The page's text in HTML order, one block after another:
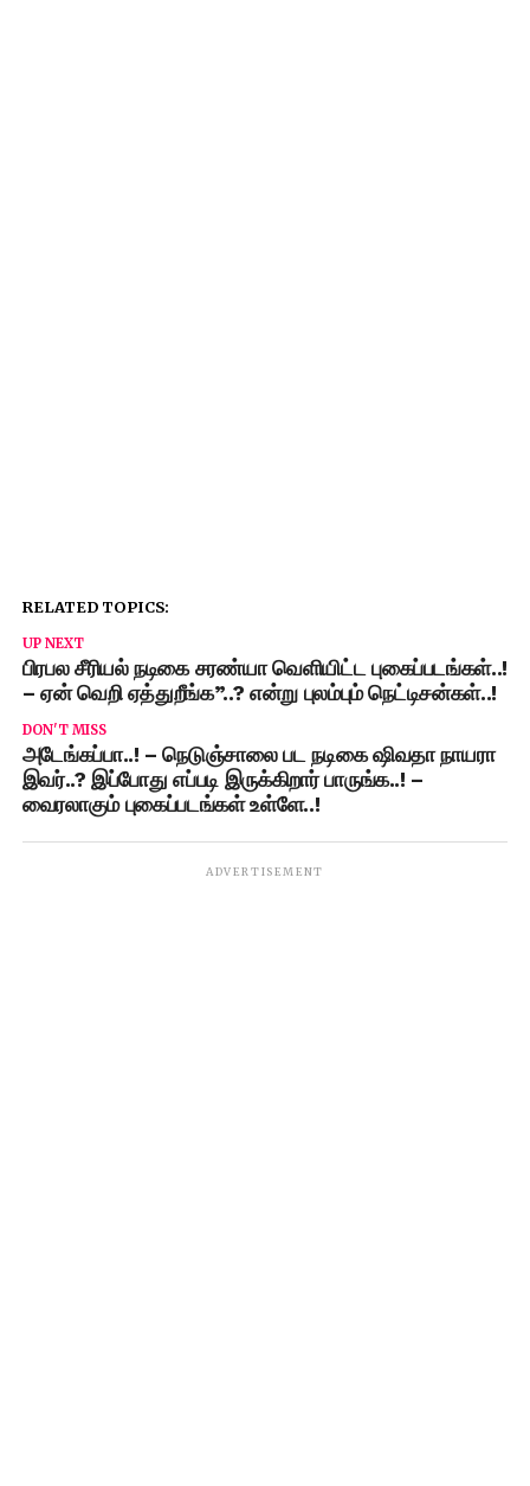
RELATED TOPICS:
UP NEXT
பிரபல சீரியல் நடிகை சரண்யா வெளியிட்ட புகைப்படங்கள்..!
– ஏன் வெறி ஏத்துறீங்க”..? என்று புலம்பும் நெட்டிசன்கள்..!
DON'T MISS
அடேங்கப்பா..! – நெடுஞ்சாலை பட நடிகை ஷிவதா நாயரா
இவர்..? இப்போது எப்படி இருக்கிறார் பாருங்க..! –
வைரலாகும் புகைப்படங்கள் உள்ளே..!
ADVERTISEMENT